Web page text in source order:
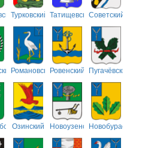
Турковский ТатищевскийСоветский
РомановскийРовенский Пугачёвский
Озинский НовоузенскийНовобурасский